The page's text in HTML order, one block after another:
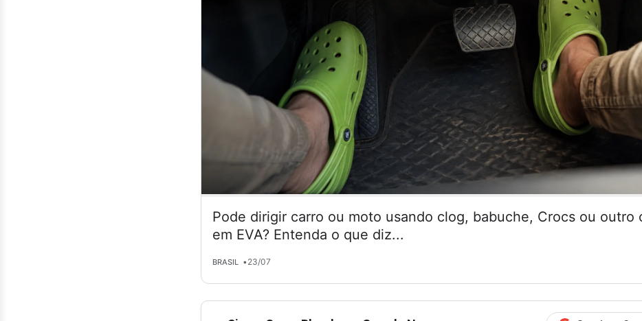
Pode dirigir carro ou moto usando clog, babuche, Crocs ou outro
em EVA? Entenda o que diz...
BRASIL •23/07